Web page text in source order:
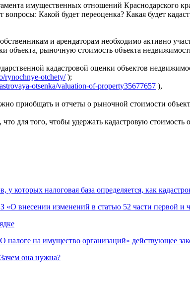
имущественных отношений Краснодарского
Какой будет переоценка? Какая будет
и арендаторам необходимо активно
объекта, рыночную стоимость объекта
кадастровой оценки объектов
rynochnye-otchety/);
otsenka/valuation-of-property35677657 ),
приобщать и отчеты о рыночной стоимости
для того, чтобы удержать кадастровую
которых налоговая база определяется, как
внесении изменений в статью 52 части первой и
налоге на имущество организаций» действующее
она нужна?